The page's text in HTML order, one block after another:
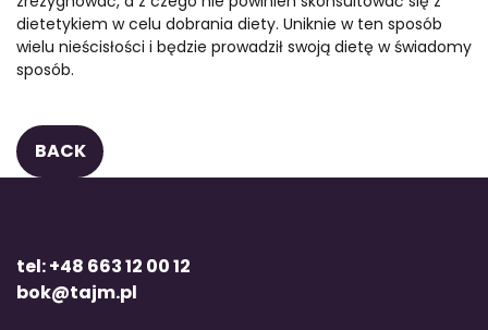
dietetykiem w celu dobrania diety. Uniknie w ten sposób
wielu nieścisłości i będzie prowadził swoją dietę w świadomy
sposób.
BACK
tel: +48 663 12 00 12
bok@tajm.pl